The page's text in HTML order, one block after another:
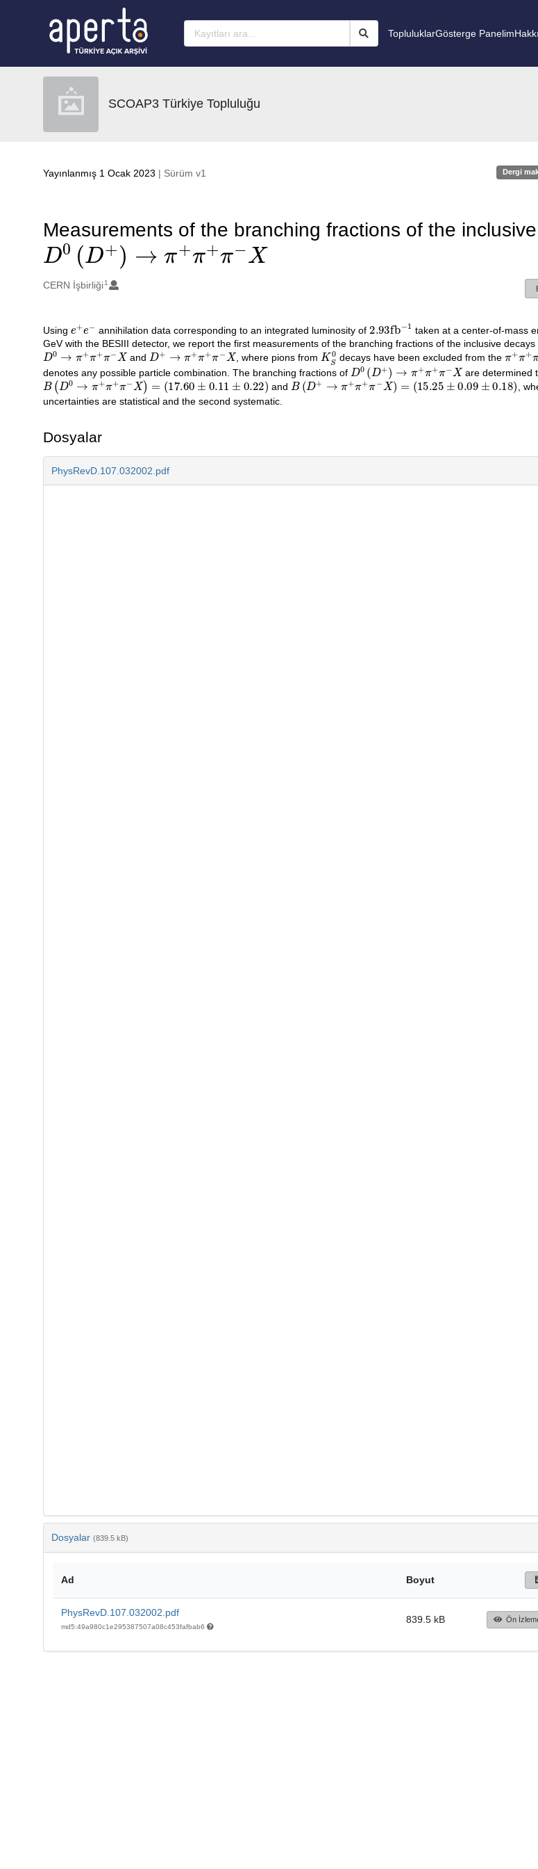
TopluluklarGösterge Panelim
SCOAP3 Türkiye Topluluğu
Yayınlanmış 1 Ocak 2023 | Sürüm v1 Dergi
Measurements of the branching fractions of the
D0(D+)→π+π+ π− X
Oluşturanlar
CERN İşbirliği 1
Açıklama
Using + annihilation data corresponding to an integrated luminosity of2.93fb −1 taken at a center-of-mass
GeV with the BESIII detector, we report the first measurements of the branching fractions of the inclusive decays
D0→π+ π+π−X and D+→π+π+π −X , where pions from KS0decays have been excluded from the π+π+
denotes any possible particle combination. The branching fractions of D0 (D+) → π π are determined
B(D0→ π+ π+π−X)=(17.60±0.11±0.22 ) andB(D+→π +π+ π−X )=( 15.25±0.09±0.18)
,
uncertainties are statistical and the second systematic.
Dosyalar
PhysRevD.107.032002.pdf
Dosyalar (839.5 kB)
Ad Boyut
PhysRevD.107.032002.pdf
md5:49a980c1e295387507a08c453fafbab6
839.5 kB Ön